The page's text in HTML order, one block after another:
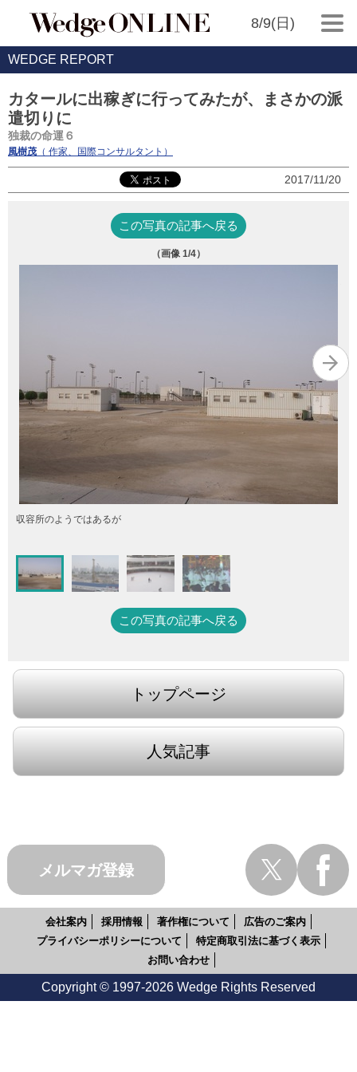
8/9(日)
WEDGE REPORT
カタールに出稼ぎに行ってみたが、まさかの派
遣切りに
独裁の命運６
風樹茂 （ 作家、国際コンサルタント）
2017/11/20
この写真の記事へ戻る
（画像 1/4）
収容所のようではあるが
この写真の記事へ戻る
トップページ
人気記事
メルマガ登録
会社案内 採用情報 著作権について
広告のご案内
プライバシーポリシーについて
特定商取引法に基づく表示
お問い合わせ
Copyright © 1997-2026 Wedge Rights Reserved